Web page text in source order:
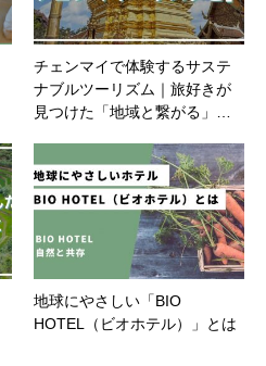
チェンマイで体験するサステ
ナブルツーリズム｜旅好きが
見つけた「地域と繋がる」…
地球にやさしい「BIO
HOTEL（ビオホテル）」とは